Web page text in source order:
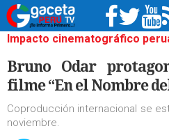
Impacto cinematográfico
Bruno Odar
filme “En el Nombre
Coproducción internacional se
noviembre.